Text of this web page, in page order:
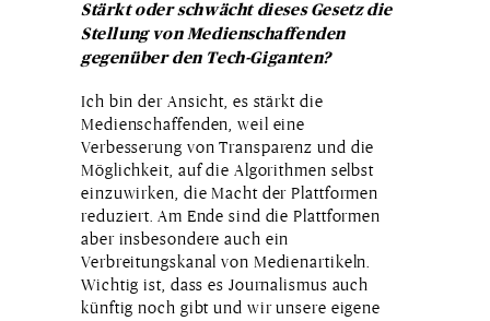
Stärkt oder schwächt dieses Gesetz die
Stellung von Medienschaffenden
gegenüber den Tech-Giganten?
Ich bin der Ansicht, es stärkt die
Medienschaffenden, weil eine
Verbesserung von Transparenz und die
Möglichkeit, auf die Algorithmen selbst
einzuwirken, die Macht der Plattformen
reduziert. Am Ende sind die Plattformen
aber insbesondere auch ein
Verbreitungskanal von Medienartikeln.
Wichtig ist, dass es Journalismus auch
künftig noch gibt und wir unsere eigene